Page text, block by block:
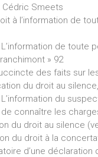
Cédric Smeets
à l’information de
de toute
» 92
des faits sur
du droit au
du
de connaître les
du droit au silence
du droit à la
d’une déclaration